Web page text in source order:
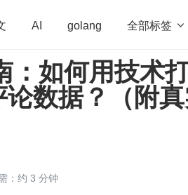
AI golang 全部标签 
学习方法 Web3.0 高
思考 低代码 redis
：如何用技术
数据？（附
：约 3 分钟